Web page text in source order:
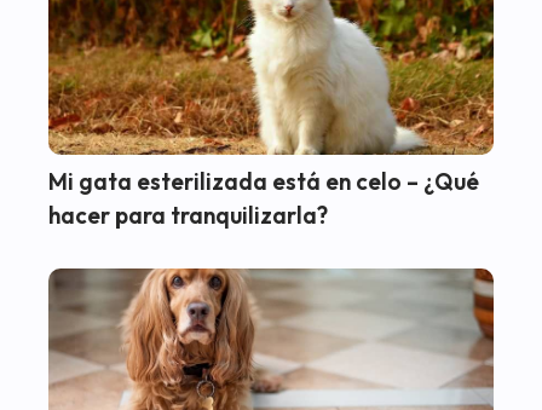
Mi gata esterilizada está en celo – ¿Qué
hacer para tranquilizarla?